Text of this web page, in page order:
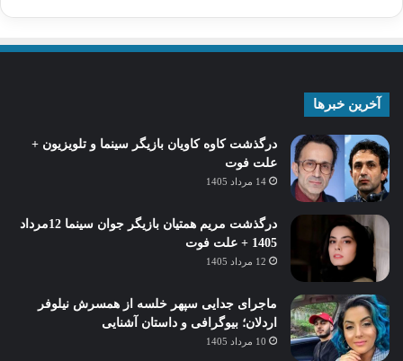
آخرین خبرها
درگذشت کاوه کاویان بازیگر سینما و تلویزیون +
علت فوت
14 مرداد 1405
درگذشت مریم همتیان بازیگر جوان سینما 12مرداد
1405 + علت فوت
12 مرداد 1405
ماجرای جدایی سپهر خلسه از همسرش نیلوفر
اردلان؛ بیوگرافی و داستان آشنایی
10 مرداد 1405